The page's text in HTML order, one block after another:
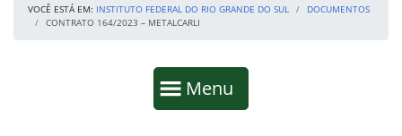
VOCÊ ESTÁ EM: INSTITUTO FEDERAL DO RIO GRANDE DO SUL
DOCUMENTOS
CONTRATO 164/2023 – METALCARLI
Mostrar
Menu